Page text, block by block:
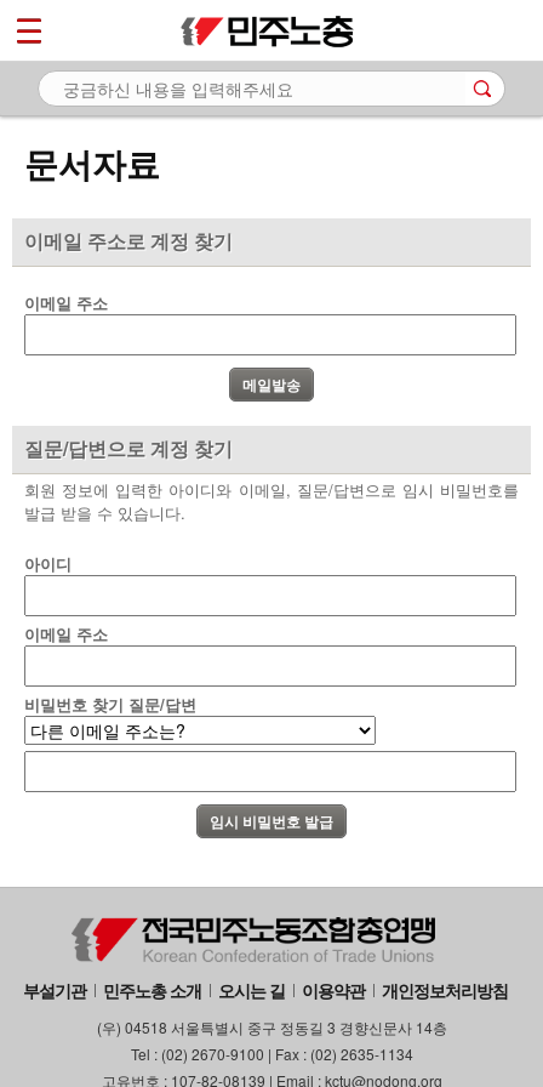
문서자료
이메일 주소로 계정 찾기
이메일 주소
질문/답변으로 계정 찾기
회원 정보에 입력한 아이디와 이메일, 질문/답변으로 임시 비밀번호를
발급 받을 수 있습니다.
아이디
이메일 주소
비밀번호 찾기 질문/답변
부설기관 민주노총 소개 오시는 길 이용약관 개인정보처리방침
(우) 04518 서울특별시 중구 정동길 3 경향신문사 14층
Tel : (02) 2670-9100 | Fax : (02) 2635-1134
고유번호 : 107-82-08139 | Email : kctu@nodong.org
마이페이지
소개
노동상담
자료
- 카드뉴스
부설기관